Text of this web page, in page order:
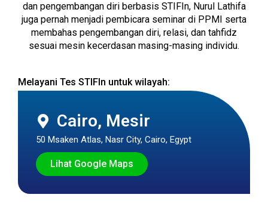
dan pengembangan diri berbasis STIFIn, Nurul Lathifa
juga pernah menjadi pembicara seminar di PPMI serta
membahas pengembangan diri, relasi, dan tahfidz
sesuai mesin kecerdasan masing-masing individu.
Melayani Tes STIFIn untuk wilayah:
Cairo, Mesir
50 Msaken Atlas, Nasr City, Cairo, Egypt
Lihat Google Maps